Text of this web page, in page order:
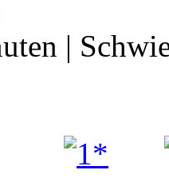
|